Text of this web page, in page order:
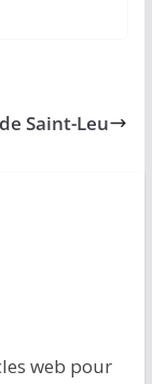
Saint-Leu
web pour